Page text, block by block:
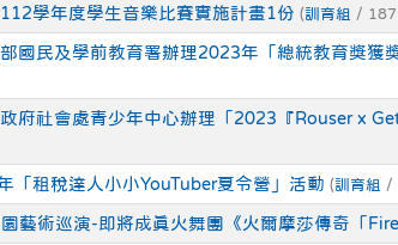
學年度學生音樂比賽實施計畫1份 (訓育組 /
國民及學前教育署辦理2023年「總統教育獎獲
府社會處青少年中心辦理「2023『Rouser x
「租稅達人小小YouTuber夏令營」活動 (訓育組 /
藝術巡演-即將成真火舞團《火爾摩莎傳奇「